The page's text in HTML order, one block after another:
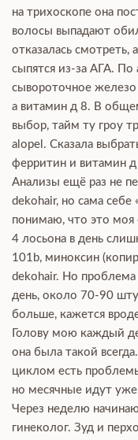
на трихоскопе она
волосы выпадают
отказалась смотреть,
сыпятся из-за АГА. По
сывороточное
а витамин д 8. В
выбор, тайм ту гроу
alopel. Сказала
ферритин и витамин
Анализы ещё раз не
dekohair, но сама себе
понимаю, что это моя
4 лосьона в день
101b, миноксин
dekohair. Но
день, около 70-90
больше, кажется
Голову мою каждый
она была такой
циклом есть
но месячные идут
Через неделю
гинеколог. Зуд и